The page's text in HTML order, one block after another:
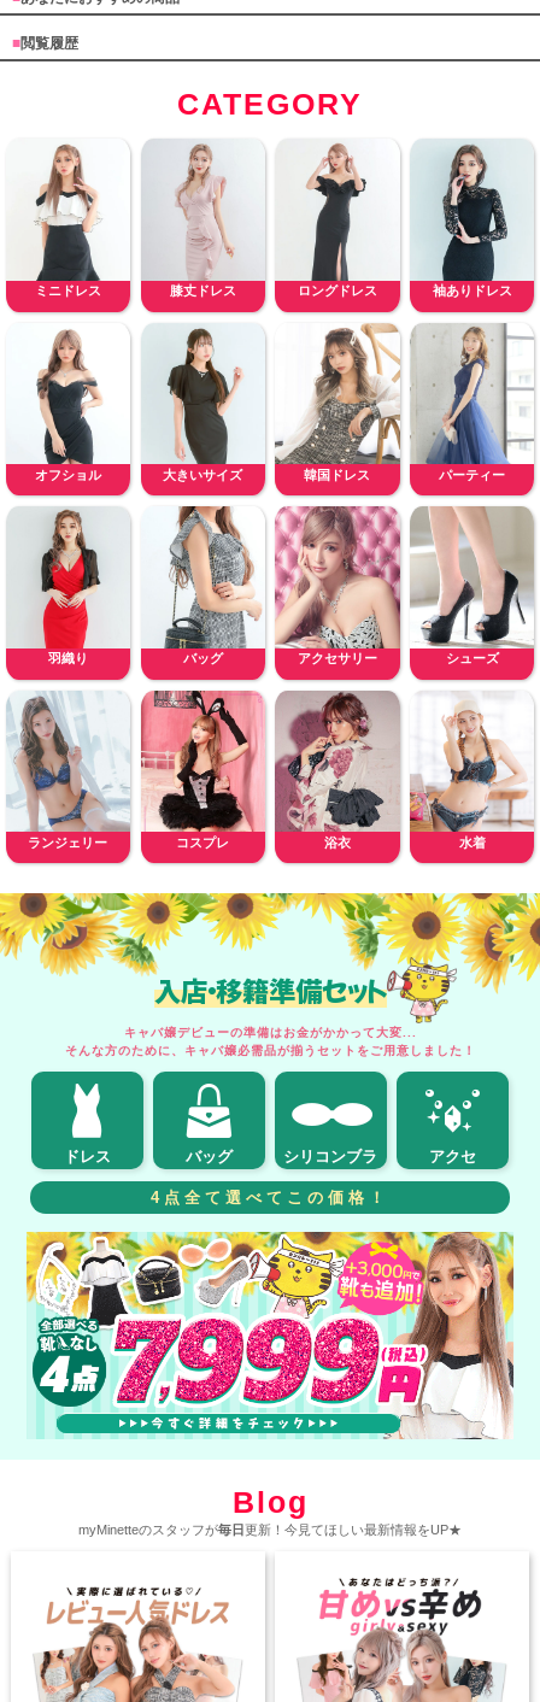
■閲覧履歴
CATEGORY
ミニドレス 膝丈ドレス ロングドレス 袖ありドレス
オフショル 大きいサイズ 韓国ドレス パーティー
羽織り バッグ アクセサリー シューズ
ランジェリー コスプレ 浴衣 水着
入店・移籍準備セット
キャバ嬢デビューの準備はお金がかかって大変...
そんな方のために、キャバ嬢必需品が揃うセットをご用意しました！
ドレス バッグ シリコンブラ アクセ
4点全て選べてこの価格！
Blog
myMinetteのスタッフが毎日更新！今見てほしい最新情報をUP★